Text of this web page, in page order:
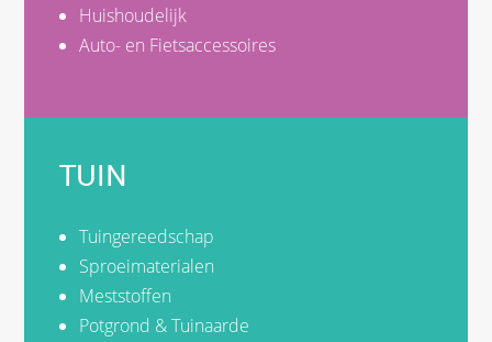
Huishoudelijk
Auto- en Fietsaccessoires
TUIN
Tuingereedschap
Sproeimaterialen
Meststoffen
Potgrond & Tuinaarde